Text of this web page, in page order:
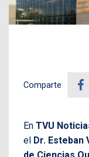
Comparte
En TVU
el Dr. Esteban